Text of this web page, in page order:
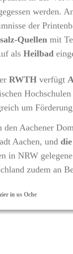
werden.
der
Quellen mit
als Heilbad
RWTH verfügt
um
den Aachener
Aachen, und
in NRW
zudem
in us Oche